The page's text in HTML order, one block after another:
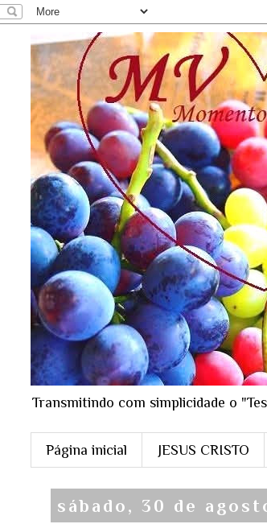
Transmitindo com simplicidade o
Página inicial JESUS CRISTO
sábado, 30 de